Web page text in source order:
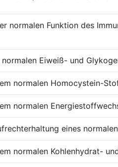
normalen Funktion des
Eiweiß- und
normalen Homocystein-
normalen
eines
normalen Kohlenhydrat-